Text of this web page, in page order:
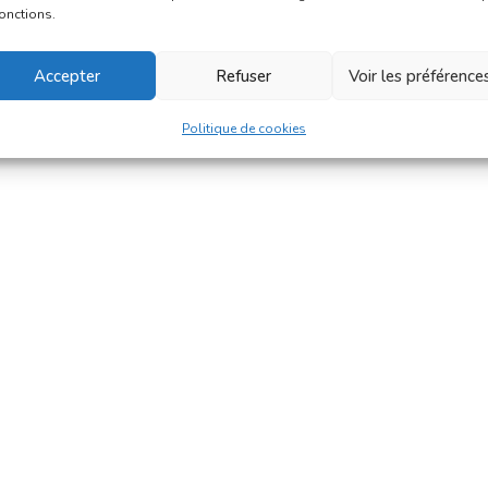
Accepter Refuser Voir les
Politique de cookies